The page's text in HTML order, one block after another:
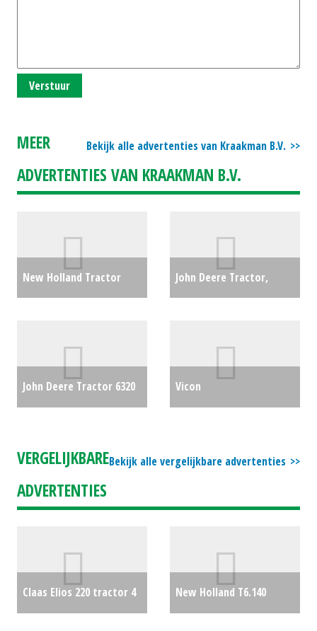
Verstuur
Bekijk alle advertenties van Kraakman B.V.
MEER
ADVERTENTIES VAN KRAAKMAN B.V.
New Holland Tractor
John Deere Tractor,
John Deere Tractor 6320
Vicon
#24664
Bekijk alle vergelijkbare advertenties
VERGELIJKBARE
ADVERTENTIES
Claas Elios 220 tractor 4
New Holland T6.140